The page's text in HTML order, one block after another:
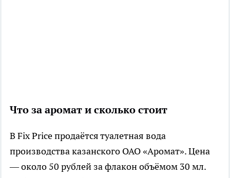
Что за аромат и сколько стоит
В Fix Price продаётся туалетная вода
производства казанского ОАО «Аромат». Цена
— около 50 рублей за флакон объёмом 30 мл.